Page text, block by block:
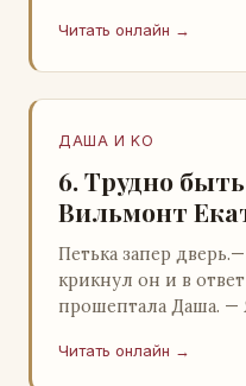
Читать онлайн →
ДАША И KO
6. Трудно
Вильмонт
Петька запер
крикнул он и в
прошептала Даша.
…
Читать онлайн →